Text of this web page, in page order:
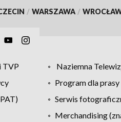
/ WARSZAWA /
TVP Naziemna
Program dla prasy
Serwis
Merchandising